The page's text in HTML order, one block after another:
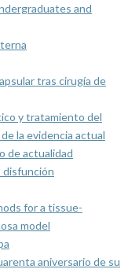
and
tras cirugía de
y tratamiento del
la evidencia actual
de actualidad
disfunción
for a tissue-
model
aniversario de su